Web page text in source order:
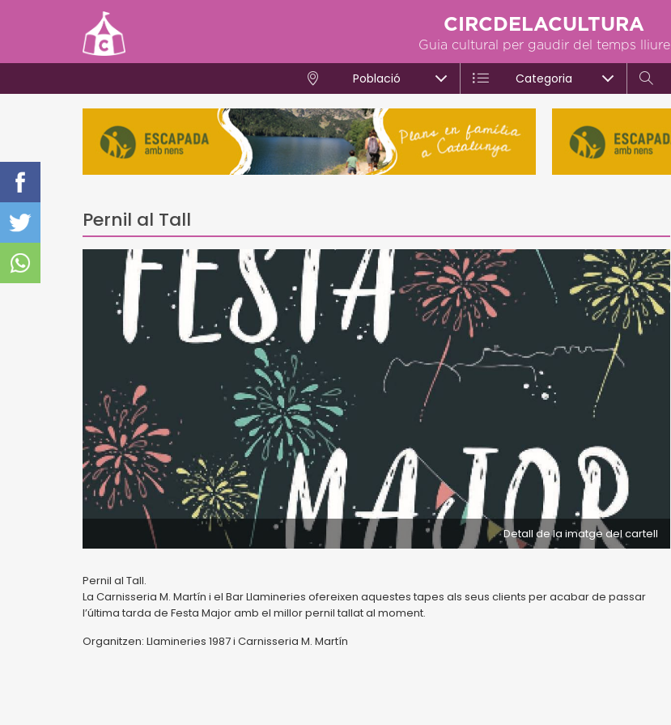
CIRCDELACULTURA
Guia cultural per gaudir del temps lliure
Població Categoria
Pernil al Tall
Detall de la imatge del cartell
Pernil al Tall.
La Carnisseria M. Martín i el Bar Llamineries ofereixen aquestes tapes als seus clients per acabar de passar
l’última tarda de Festa Major amb el millor pernil tallat al moment.
Organitzen: Llamineries 1987 i Carnisseria M. Martín